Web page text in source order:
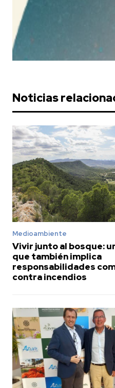
Noticias
Medioambiente
Vivir junto al bosque:
que también implica
responsabilidades
contra incendios